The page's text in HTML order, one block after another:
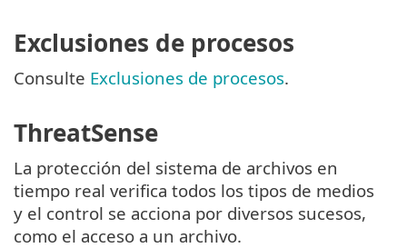
Exclusiones de procesos
Consulte Exclusiones de procesos.
ThreatSense
La protección del sistema de archivos en
tiempo real verifica todos los tipos de medios
y el control se acciona por diversos sucesos,
como el acceso a un archivo.